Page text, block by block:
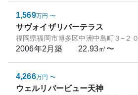
1,569万円 〜
サヴォイザリバーテラス
福岡県福岡市博多区中洲中島町３−２０
2006年2月築 22.93㎡〜
4,266万円 〜
ウェルリバービュー天神